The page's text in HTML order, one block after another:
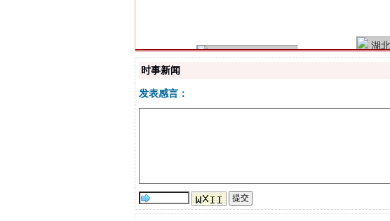
“刷贴”乱象丛生
时事新闻
发表感言：